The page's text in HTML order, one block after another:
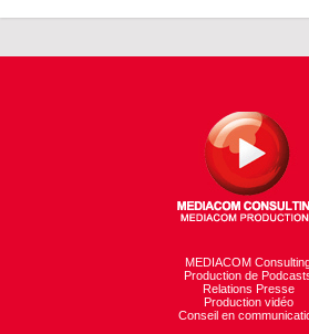
MEDIACOM
Production de
Relations Presse
Production vidéo
Conseil en